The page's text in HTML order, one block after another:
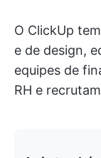
O ClickUp
e de design,
equipes de
RH e